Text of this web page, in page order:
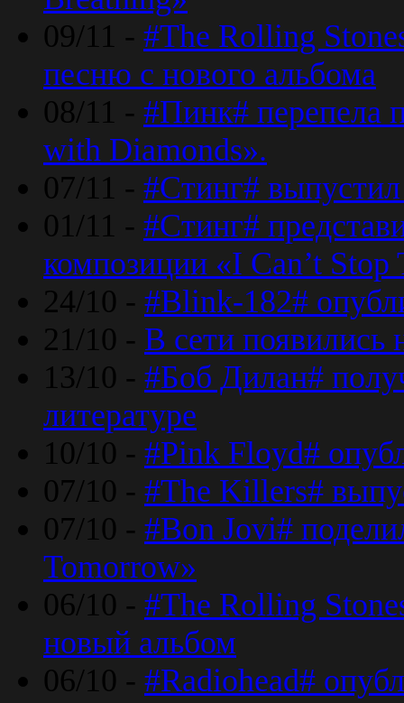
09/11 - #The Rolling
песню с нового альбома
08/11 - #Пинк# перепела
with Diamonds».
07/11 - #Стинг#
01/11 - #Стинг#
композиции «I Can’t
24/10 - #Blink-182#
21/10 - В сети появились
13/10 - #Боб Дилан#
литературе
10/10 - #Pink Floyd#
07/10 - #The Killers#
07/10 - #Bon Jovi#
Tomorrow»
06/10 - #The Rolling
новый альбом
06/10 - #Radiohead#